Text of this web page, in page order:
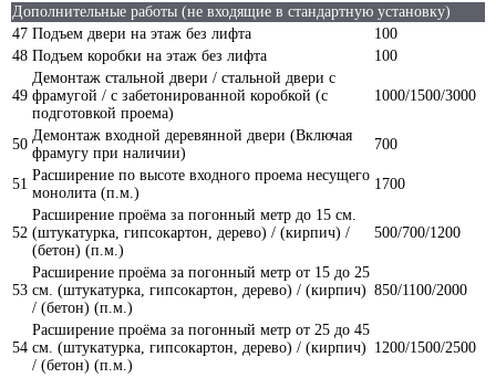
Дополнительные работы (не входящие в стандартную установку)
47 Подъем двери на этаж без лифта
100
48 Подъем коробки на этаж без лифта 100
49
Демонтаж стальной двери / стальной двери с
фрамугой / с забетонированной коробкой (с
подготовкой проема)
1000/1500/3000
50
Демонтаж входной деревянной двери (Включая
фрамугу при наличии)
700
51
Расширение по высоте входного проема несущего
монолита (п.м.)
1700
52
Расширение проёма за погонный метр до 15 см.
(штукатурка, гипсокартон, дерево) / (кирпич) /
(бетон) (п.м.)
500/700/1200
53
Расширение проёма за погонный метр от 15 до 25
см. (штукатурка, гипсокартон, дерево) / (кирпич)
/ (бетон) (п.м.)
850/1100/2000
54
Расширение проёма за погонный метр от 25 до 45
см. (штукатурка, гипсокартон, дерево) / (кирпич)
/ (бетон) (п.м.)
1200/1500/2500